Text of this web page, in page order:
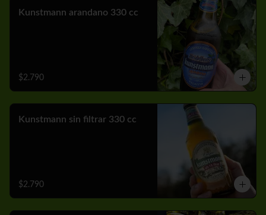
Kunstmann arandano 330 cc
$2.790
Kunstmann sin filtrar 330 cc
$2.790